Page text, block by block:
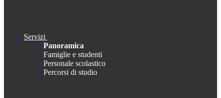
Servizi
Panoramica
Famiglie e studenti
Personale scolastico
Percorsi di studio